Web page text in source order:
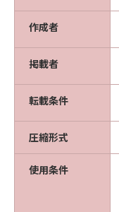
作成者
掲載者
転載条件
圧縮形式
使用条件